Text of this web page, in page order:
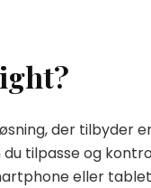
der tilbyder
tilpasse og
eller